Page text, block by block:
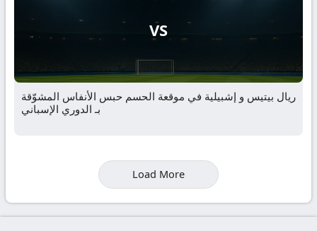
VS
ريال بيتيس و إشبيلية في موقعة الحسم حبس الأنفاس المشوّقة
بـ الدوري الإسباني
Load More